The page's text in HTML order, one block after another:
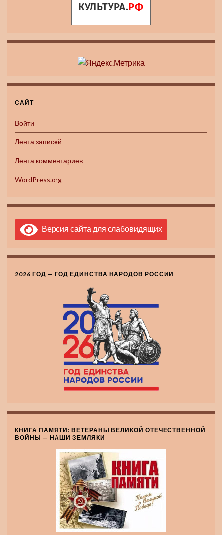
САЙТ
Войти
Лента записей
Лента комментариев
WordPress.org
Версия сайта для слабовидящих
2026 ГОД — ГОД ЕДИНСТВА НАРОДОВ РОССИИ
КНИГА ПАМЯТИ: ВЕТЕРАНЫ ВЕЛИКОЙ ОТЕЧЕСТВЕННОЙ
ВОЙНЫ — НАШИ ЗЕМЛЯКИ